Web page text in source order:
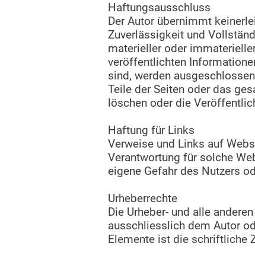
Haftungsausschluss
Der Autor übernimmt
Zuverlässigkeit und
materieller oder
veröffentlichten
sind, werden
Teile der Seiten oder das
löschen oder die
Haftung für Links
Verweise und Links auf
Verantwortung für solche
eigene Gefahr des Nutzers
Urheberrechte
Die Urheber- und alle
ausschliesslich dem Autor
Elemente ist die schriftliche